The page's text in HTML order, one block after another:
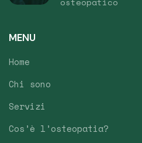
MENU
Home
Chi sono
Servizi
Cos’è l’osteopatia?